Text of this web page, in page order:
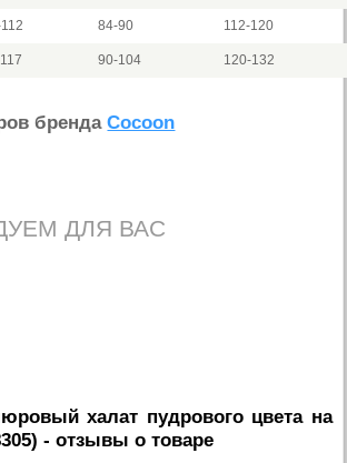
84-90 112-120
90-104 120-132
брендаCocoon
ДЛЯ ВАС
халат пудрового цвета на
- отзывы о товаре